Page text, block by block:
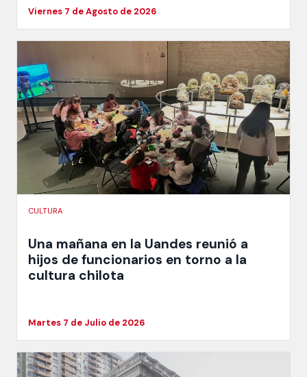
Viernes 7 de Agosto de 2026
CULTURA
Una mañana en la Uandes reunió a
hijos de funcionarios en torno a la
cultura chilota
Martes 7 de Julio de 2026